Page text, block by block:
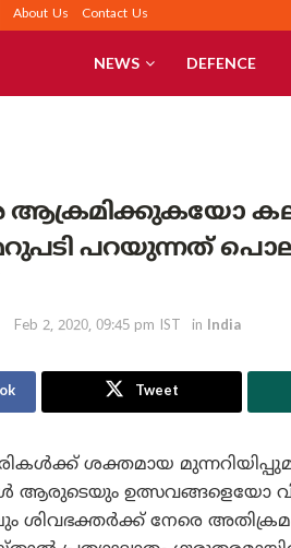
About Us Contact Us
NEWS DEFENCE
ആക്രമിക്കുകയോ
പറയുന്നത്
Feb 2, 2020, 09:45 pm IST in India
Tweet
ശക്തമായ
ആരുടെയും ഉത്സവങ്ങളെയോ
ശിവഭക്തർക്ക് നേരെ